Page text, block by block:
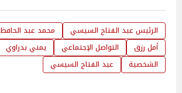
الرئيس عبد الفتاح السيسي محمد عبد الحافظ
أمل رزق
التواصل الإجتماعي يمني بدراوي
الشخصية
عبد الفتاح السيسي